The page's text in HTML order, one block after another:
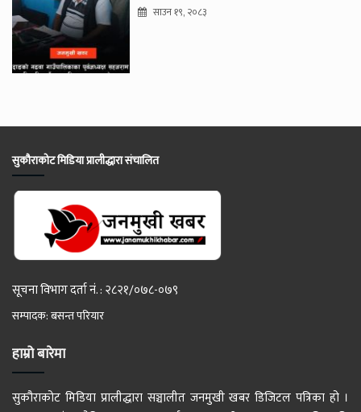
साउन १९, २०८३
सुकौराकोट मिडिया प्रालीद्धारा संचालित
सूचना विभाग दर्ता नं. : २८२१/०७८-०७९
सम्पादक: बसन्त परियार
हाम्रो बारेमा
सुकौराकोट मिडिया प्रालीद्धारा सञ्चालीत जनमुखी खबर डिजिटल पत्रिका हो ।